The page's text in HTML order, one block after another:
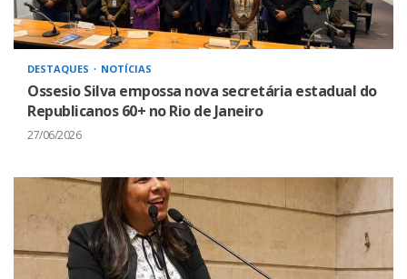
DESTAQUES NOTÍCIAS
Ossesio Silva empossa nova secretária estadual do
Republicanos 60+ no Rio de Janeiro
27/06/2026